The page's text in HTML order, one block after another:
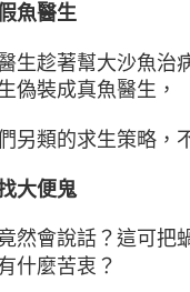
魚醫生
生趁著幫大沙魚治
偽裝成真魚醫生，
另類的求生策略，
大便鬼
然會說話？這可把
什麼苦衷？